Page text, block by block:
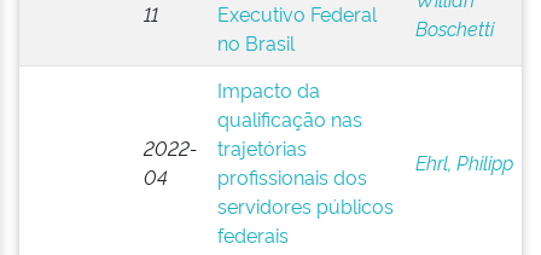
11
Executivo Federal
no Brasil
Boschetti
2022-
04
Impacto da
qualificação nas
trajetórias
profissionais dos
servidores públicos
federais
Ehrl, Philipp